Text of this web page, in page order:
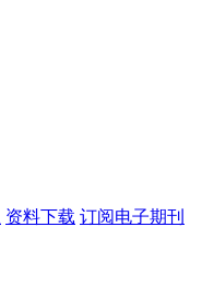
资料下载 订阅电子期刊